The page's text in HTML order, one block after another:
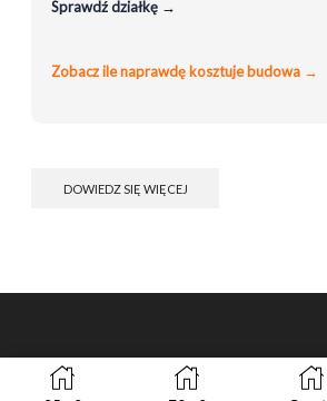
Sprawdź działkę →
Zobacz ile naprawdę kosztuje budowa →
DOWIEDZ SIĘ WIĘCEJ